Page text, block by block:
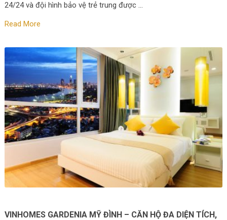
24/24 và đội hình bảo vệ trẻ trung được …
Read More
VINHOMES GARDENIA MỸ ĐÌNH – CĂN HỘ ĐA DIỆN TÍCH,